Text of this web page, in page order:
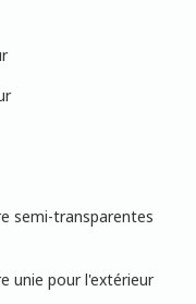
semi-transparentes
unie pour l'extérieur